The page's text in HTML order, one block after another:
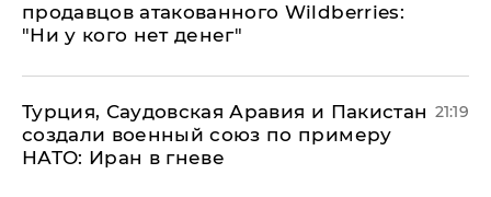
продавцов атакованного Wildberries:
"Ни у кого нет денег"
Турция, Саудовская Аравия и Пакистан
создали военный союз по примеру
НАТО: Иран в гневе
21:19